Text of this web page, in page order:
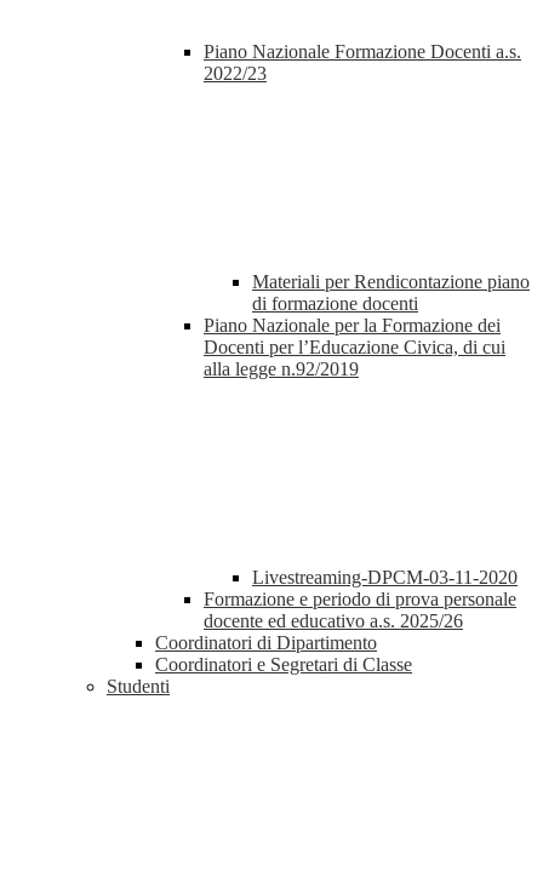
Piano Nazionale Formazione Docenti a.s.
2022/23
Materiali per Rendicontazione piano
di formazione docenti
Piano Nazionale per la Formazione dei
Docenti per l’Educazione Civica, di cui
alla legge n.92/2019
Livestreaming-DPCM-03-11-2020
Formazione e periodo di prova personale
docente ed educativo a.s. 2025/26
Coordinatori di Dipartimento
Coordinatori e Segretari di Classe
Studenti